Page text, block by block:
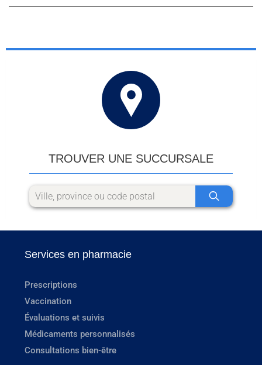
TROUVER UNE SUCCURSALE
Services en pharmacie
Prescriptions
Vaccination
Évaluations et suivis
Médicaments personnalisés
Consultations bien-être